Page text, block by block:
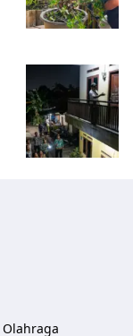
Olahraga